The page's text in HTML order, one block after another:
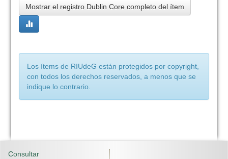
Mostrar el registro Dublin Core completo del ítem
Los ítems de RIUdeG están protegidos por copyright,
con todos los derechos reservados, a menos que se
indique lo contrario.
Consultar